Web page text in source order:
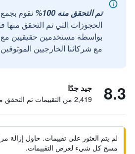
تم التحقق منه 100%
نقوم
الحجوزات التي تم التحقق منها
مع شركائنا الخارجيين
8.3 جيد جدًا
2,419 من التقييمات تم التحقق منها
لم يتم العثور على تقييمات. حاول إزالة
مسح كل شيء لعرض التقييمات.